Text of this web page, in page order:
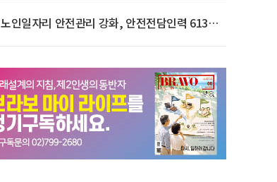
노인일자리 안전관리 강화, 안전전담인력 613명